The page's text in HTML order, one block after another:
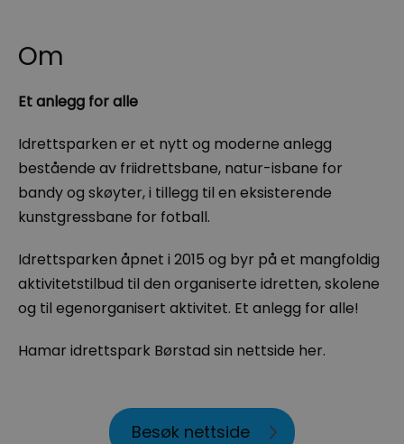
Om
Et anlegg for alle
Idrettsparken er et nytt og moderne anlegg
bestående av friidrettsbane, natur-isbane for
bandy og skøyter, i tillegg til en eksisterende
kunstgressbane for fotball.
Idrettsparken åpnet i 2015 og byr på et mangfoldig
aktivitetstilbud til den organiserte idretten, skolene
og til egenorganisert aktivitet. Et anlegg for alle!
Hamar idrettspark Børstad sin nettside her.
Besøk nettside